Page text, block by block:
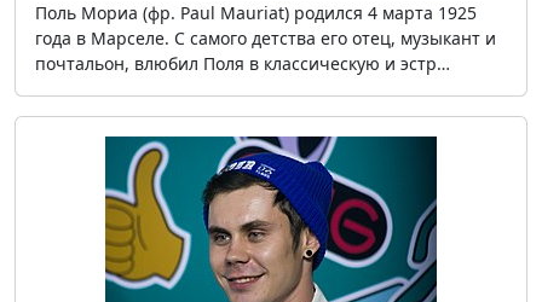
Поль Мориа (фр. Paul Mauriat) родился 4 марта 1925
года в Марселе. С самого детства его отец, музыкант и
почтальон, влюбил Поля в классическую и эстр…